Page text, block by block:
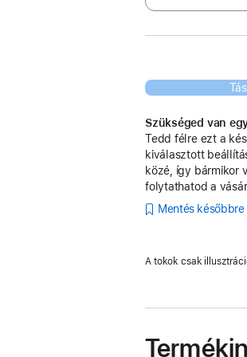
Szükséged van
Tedd félre ezt a
kiválasztott
közé, így bármikor
folytathatod a
Mentés későbbre
A tokok csak